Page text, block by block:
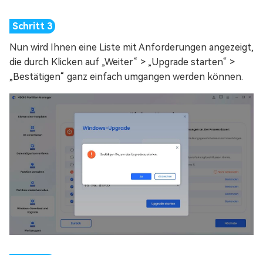
Nun wird Ihnen eine Liste mit Anforderungen angezeigt,
die durch Klicken auf „Weiter“ > „Upgrade starten“ >
„Bestätigen“ ganz einfach umgangen werden können.